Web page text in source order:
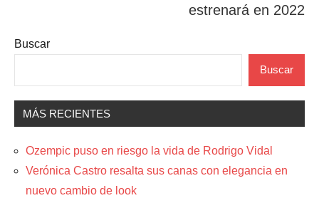
estrenará en 2022
Buscar
Buscar
MÁS RECIENTES
Ozempic puso en riesgo la vida de Rodrigo Vidal
Verónica Castro resalta sus canas con elegancia en
nuevo cambio de look